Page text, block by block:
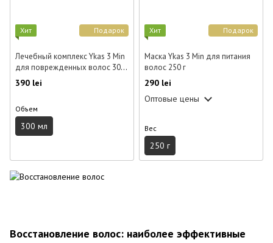
Подарок
Хит
Лечебный комплекс Ykas 3 Min
для поврежденных волос 300
мл
390 lei
Объем
300 мл
Подарок
Хит
Маска Ykas 3 Min для питания
волос 250 г
290 lei
Оптовые цены
Вес
250 г
Восстановление волос: наиболее эффективные